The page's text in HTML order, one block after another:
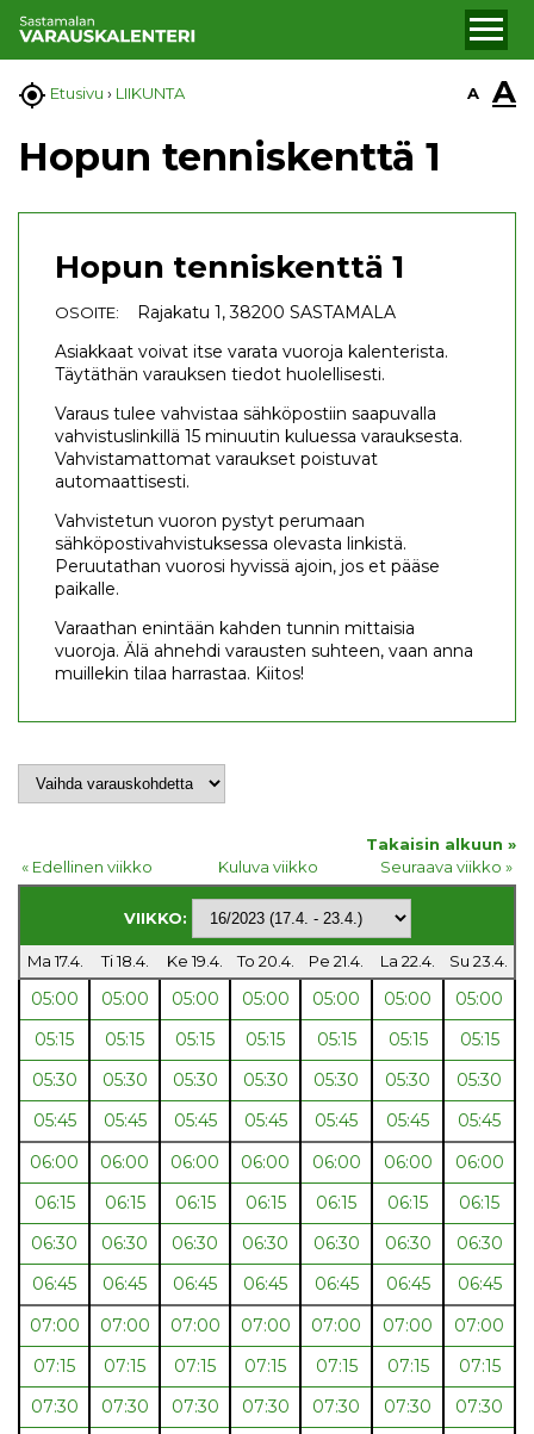
 Etusivu › LIIKUNTA A A
Hopun tenniskenttä 1
Hopun tenniskenttä 1
OSOITE:
Rajakatu 1, 38200 SASTAMALA
Asiakkaat voivat itse varata vuoroja kalenterista.
Täytäthän varauksen tiedot huolellisesti.
Varaus tulee vahvistaa sähköpostiin saapuvalla
vahvistuslinkillä 15 minuutin kuluessa varauksesta.
Vahvistamattomat varaukset poistuvat
automaattisesti.
Vahvistetun vuoron pystyt perumaan
sähköpostivahvistuksessa olevasta linkistä.
Peruutathan vuorosi hyvissä ajoin, jos et pääse
paikalle.
Varaathan enintään kahden tunnin mittaisia
vuoroja. Älä ahnehdi varausten suhteen, vaan anna
muillekin tilaa harrastaa. Kiitos!
Takaisin alkuun »
« Edellinen viikko
Kuluva viikko Seuraava viikko »
VIIKKO:
Ma 17.4. Ti 18.4. Ke 19.4. To 20.4. Pe 21.4. La 22.4. Su 23.4.
05:00 05:00 05:00 05:00 05:00 05:00
05:00
05:15
05:15 05:15 05:15 05:15 05:15
05:15
05:30
05:30 05:30 05:30 05:30 05:30
05:30
05:45
05:45 05:45 05:45 05:45 05:45
05:45
06:00
06:00 06:00 06:00 06:00 06:00
06:00
06:15
06:15 06:15 06:15 06:15 06:15
06:15
06:30
06:30 06:30 06:30 06:30 06:30
06:30
06:45
06:45 06:45 06:45 06:45 06:45
06:45
07:00
07:00 07:00 07:00 07:00 07:00
07:00
07:15
07:15 07:15 07:15 07:15 07:15
07:15
07:30
07:30 07:30 07:30 07:30 07:30
07:30